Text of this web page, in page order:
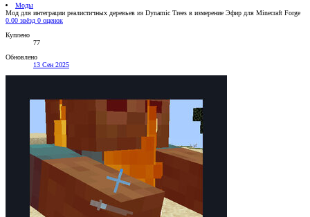
Моды
Мод для интеграции реалистичных деревьев из Dynamic Trees в измерение Эфир для Minecraft Forge
0.00 звёзд 0 оценок
Куплено
77
Обновлено
13 Сен 2025